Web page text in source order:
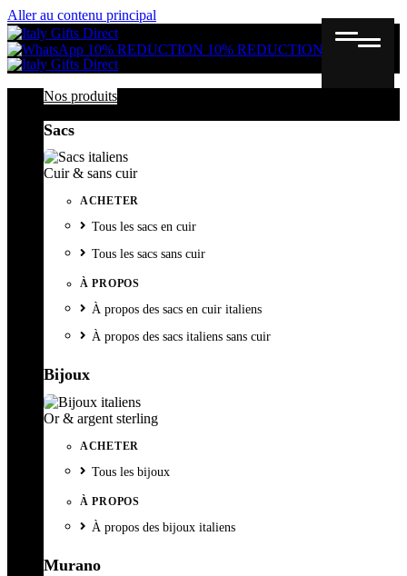
Aller au contenu principal
10% REDUCTION 10% REDUCTION
Nos produits
Sacs
Cuir & sans cuir
ACHETER
Tous les sacs en cuir
Tous les sacs sans cuir
À PROPOS
À propos des sacs en cuir italiens
À propos des sacs italiens sans cuir
Bijoux
Or & argent sterling
ACHETER
Tous les bijoux
À PROPOS
À propos des bijoux italiens
Murano